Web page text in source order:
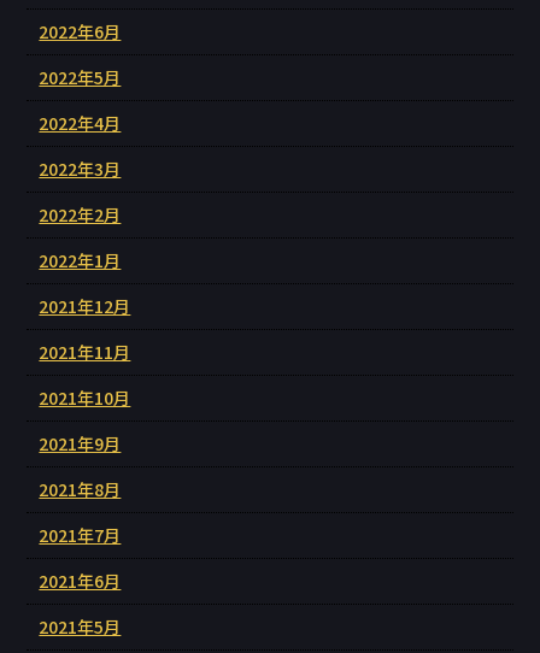
2022年6月
2022年5月
2022年4月
2022年3月
2022年2月
2022年1月
2021年12月
2021年11月
2021年10月
2021年9月
2021年8月
2021年7月
2021年6月
2021年5月